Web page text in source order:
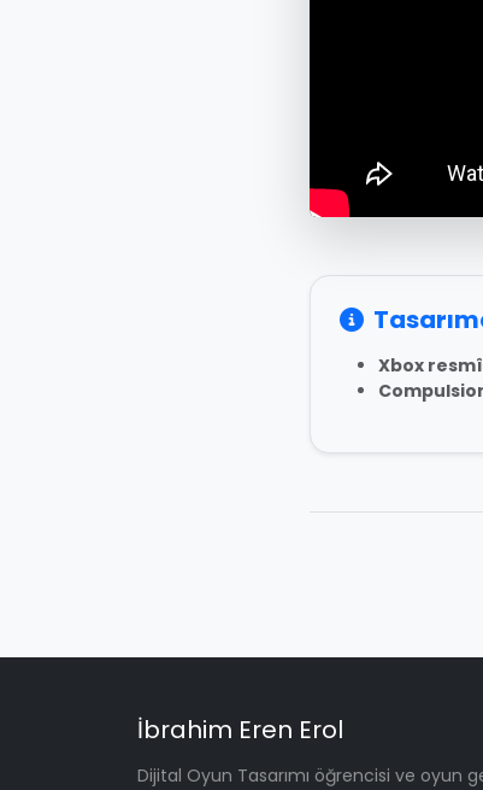
Xbox
İbrahim Eren Erol
Dijital Oyun Tasarımı öğrencisi ve oyun